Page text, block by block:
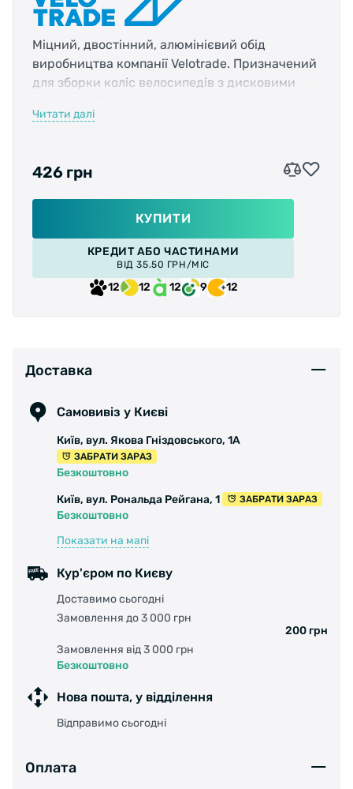
Міцний, двостінний, алюмінієвий обід
виробництва компанії Velotrade. Призначений
для зборки коліс велосипедів з дисковими
поверхні і не може бути використаний на
Отвори під стандартні спиці товщиною 14G.
Висота профілю обода 20мм, а внутрішня
ширина 21мм.
Читати далі
426 грн
КУПИТИ
КРЕДИТ АБО ЧАСТИНАМИ
ВІД 35.50 ГРН/МІС
12 12 12 9 12
Доставка
Самовивіз у Києві
Київ, вул. Якова Гніздовського, 1А
ЗАБРАТИ ЗАРАЗ
Безкоштовно
Київ, вул. Рональда Рейгана, 1
ЗАБРАТИ ЗАРАЗ
Безкоштовно
Показати на мапі
Кур'єром по Києву
Доставимо сьогодні
Замовлення до 3 000 грн
200 грн
Замовлення від 3 000 грн
Безкоштовно
Нова пошта, у відділення
Відправимо сьогодні
Оплата